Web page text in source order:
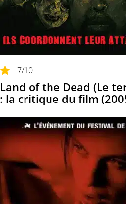
7/10
Land of the Dead (Le
: la critique du film